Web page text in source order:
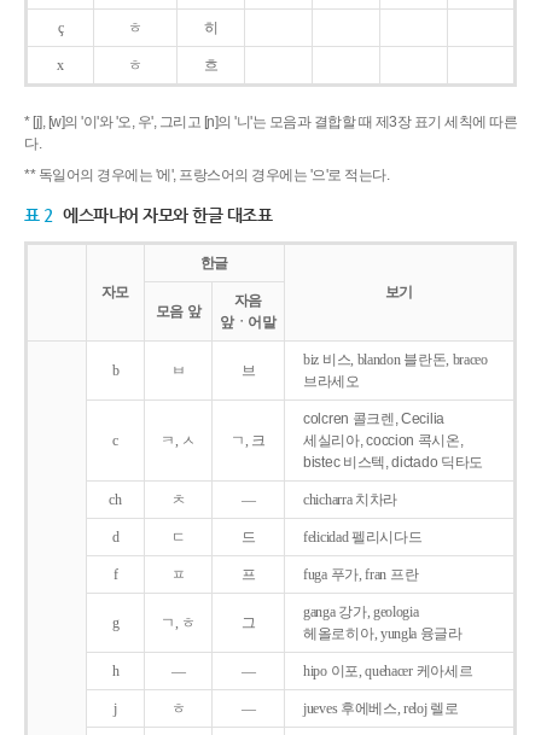
ç ㅎ 히
x ㅎ 흐
* [j], [w]의 '이'와 '오, 우', 그리고 [ɲ]의 '니'는 모음과 결합할 때 제3장 표기 세칙에 따른
다.
** 독일어의 경우에는 '에', 프랑스어의 경우에는 '으'로 적는다.
표 2 에스파냐어 자모와 한글 대조표
자모
한글
보기
모음 앞
자음
앞ㆍ어말
b ㅂ 브
biz 비스, blandon 블란돈, braceo
브라세오
c ㅋ, ㅅ ㄱ, 크
colcren 콜크렌, Cecilia
세실리아, coccion 콕시온,
bistec 비스텍, dictado 딕타도
ch ㅊ ― chicharra 치차라
d ㄷ 드 felicidad 펠리시다드
f ㅍ 프 fuga 푸가, fran 프란
g ㄱ, ㅎ 그
ganga 강가, geologia
헤올로히아, yungla 융글라
h ― ― hipo 이포, quehacer 케아세르
j ㅎ ― jueves 후에베스, reloj 렐로